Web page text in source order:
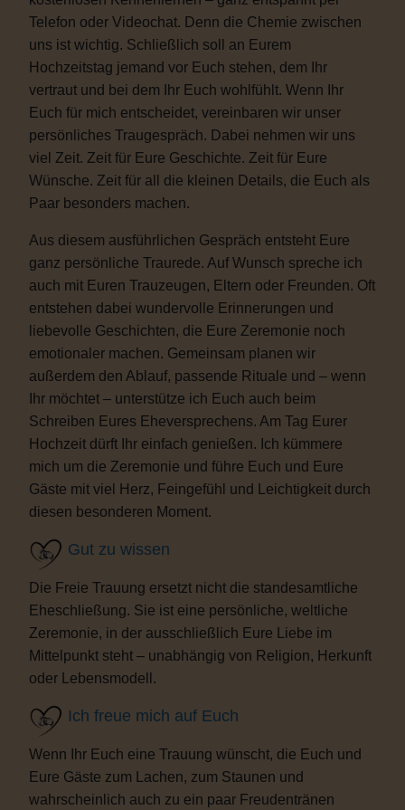
Telefon oder Videochat. Denn die Chemie zwischen
uns ist wichtig. Schließlich soll an Eurem
Hochzeitstag jemand vor Euch stehen, dem Ihr
vertraut und bei dem Ihr Euch wohlfühlt. Wenn Ihr
Euch für mich entscheidet, vereinbaren wir unser
persönliches Traugespräch. Dabei nehmen wir uns
viel Zeit. Zeit für Eure Geschichte. Zeit für Eure
Wünsche. Zeit für all die kleinen Details, die Euch als
Paar besonders machen.
Aus diesem ausführlichen Gespräch entsteht Eure
ganz persönliche Traurede. Auf Wunsch spreche ich
auch mit Euren Trauzeugen, Eltern oder Freunden. Oft
entstehen dabei wundervolle Erinnerungen und
liebevolle Geschichten, die Eure Zeremonie noch
emotionaler machen. Gemeinsam planen wir
außerdem den Ablauf, passende Rituale und – wenn
Ihr möchtet – unterstütze ich Euch auch beim
Schreiben Eures Eheversprechens. Am Tag Eurer
Hochzeit dürft Ihr einfach genießen. Ich kümmere
mich um die Zeremonie und führe Euch und Eure
Gäste mit viel Herz, Feingefühl und Leichtigkeit durch
diesen besonderen Moment.
Gut zu wissen
Die Freie Trauung ersetzt nicht die standesamtliche
Eheschließung. Sie ist eine persönliche, weltliche
Zeremonie, in der ausschließlich Eure Liebe im
Mittelpunkt steht – unabhängig von Religion, Herkunft
oder Lebensmodell.
Ich freue mich auf Euch
Wenn Ihr Euch eine Trauung wünscht, die Euch und
Eure Gäste zum Lachen, zum Staunen und
wahrscheinlich auch zu ein paar Freudentränen